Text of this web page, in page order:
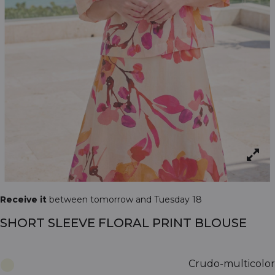
Receive it between tomorrow and Tuesday 18
SHORT SLEEVE FLORAL PRINT BLOUSE
Crudo-multicolor